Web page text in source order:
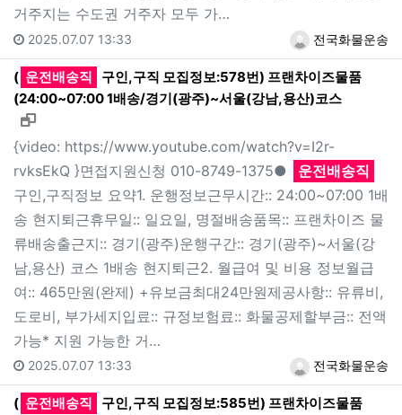
거주지는 수도권 거주자 모두 가…
전국화물운송
2025.07.07 13:33
( 운전배송직
구인,구직 모집정보:578번) 프랜차이즈물품
(24:00~07:00 1배송/경기(광주)~서울(강남,용산)코스
새창으로 보기
{video: https://www.youtube.com/watch?v=I2r-
rvksEkQ }면접지원신청 010-8749-1375●
운전배송직
구인,구직정보 요약1. 운행정보근무시간:: 24:00~07:00 1배
송 현지퇴근휴무일:: 일요일, 명절배송품목:: 프랜차이즈 물
류배송출근지:: 경기(광주)운행구간:: 경기(광주)~서울(강
남,용산) 코스 1배송 현지퇴근2. 월급여 및 비용 정보월급
여:: 465만원(완제) +유보금최대24만원제공사항:: 유류비,
도로비, 부가세지입료:: 규정보험료:: 화물공제할부금:: 전액
가능* 지원 가능한 거…
전국화물운송
2025.07.07 13:33
( 운전배송직
구인,구직 모집정보:585번) 프랜차이즈물품